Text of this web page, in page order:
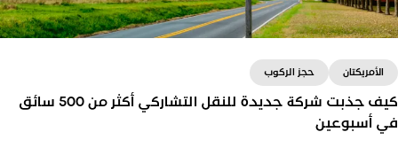
الأمريكتان حجز الركوب
كيف جذبت شركة جديدة للنقل التشاركي أكثر من 500 سائق
أسبوعين